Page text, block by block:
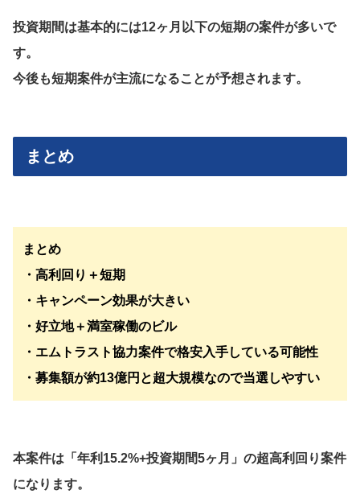
投資期間は基本的には12ヶ月以下の短期の案件が多いで
す。
今後も短期案件が主流になることが予想されます。
まとめ
まとめ
・高利回り＋短期
・キャンペーン効果が大きい
・好立地＋満室稼働のビル
・エムトラスト協力案件で格安入手している可能性
・募集額が約13億円と超大規模なので当選しやすい
本案件は「年利15.2%+投資期間5ヶ月」の超高利回り案件
になります。